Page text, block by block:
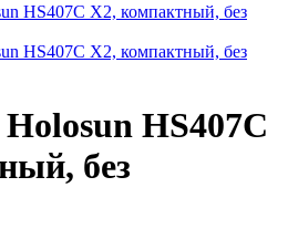
HS407C
без